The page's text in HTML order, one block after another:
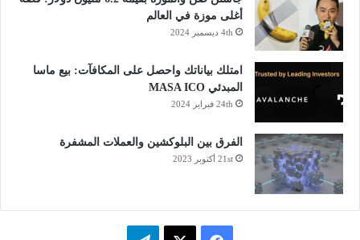
أغلى موزة في العالم
4th ديسمبر 2024
امتلك بياناتك واحصل على المكافآت: بيع ماسا
المبدئي MASA ICO
24th فبراير 2024
الفرق بين البلوكشين والعملات المشفرة
21st أكتوبر 2023